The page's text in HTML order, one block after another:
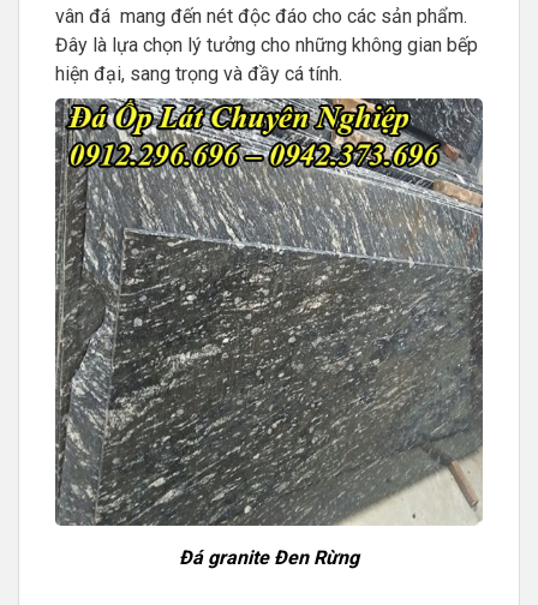
vân đá mang đến nét độc đáo cho các sản phẩm.
Đây là lựa chọn lý tưởng cho những không gian bếp
hiện đại, sang trọng và đầy cá tính.
Đá granite Đen Rừng